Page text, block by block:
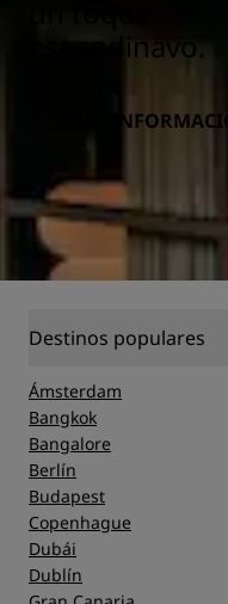
escandinavo.
MÁS
Destinos populares
Ámsterdam
Bangkok
Bangalore
Berlín
Budapest
Copenhague
Dubái
Dublín